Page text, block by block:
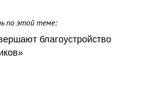
по этой теме:
благоустройство